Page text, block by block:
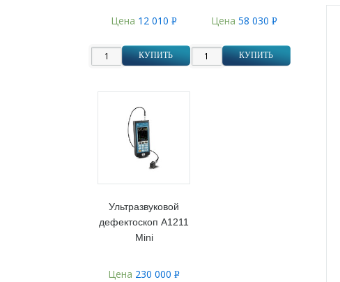
Цена 12 010Р
КУПИТЬ
Цена 58 030 Р
КУПИТЬ
Ультразвуковой
дефектоскоп А1211
Mini
Цена 230 000Р